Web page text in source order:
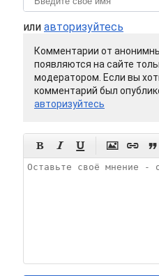
или авторизуйтесь
Комментарии от
появляются на сайте
модератором. Если вы
комментарий был
авторизуйтесь
     